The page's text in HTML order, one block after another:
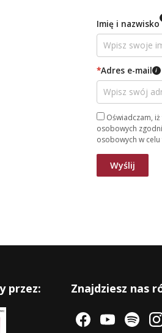
Imię i nazwisko
*Adres e-mail i
Oświadczam,
osobowych
osobowych w
przez: Znajdziesz nas